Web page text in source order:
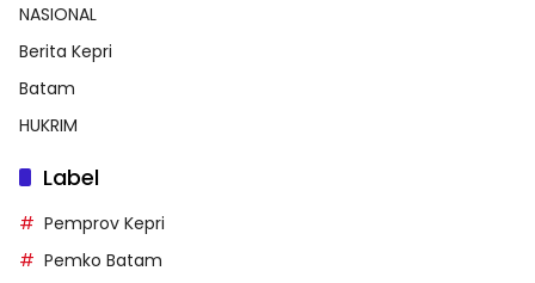
NASIONAL
Berita Kepri
Batam
HUKRIM
Label
Pemprov Kepri
Pemko Batam